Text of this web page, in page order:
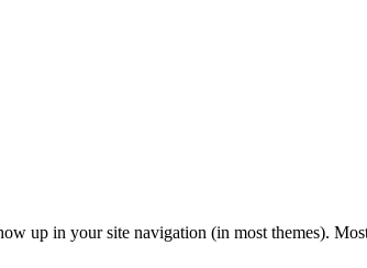
up in your site navigation (in most themes).